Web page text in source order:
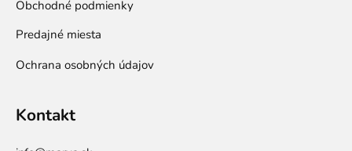
Obchodné podmienky
Predajné miesta
Ochrana osobných údajov
Kontakt